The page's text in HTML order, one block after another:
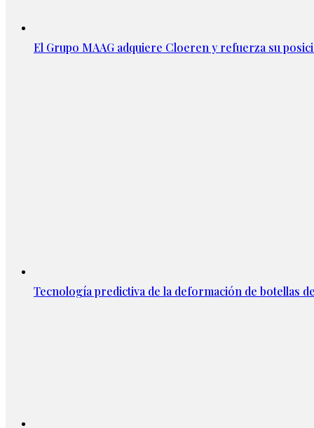
El Grupo MAAG adquiere Cloeren y refuerza su
Tecnología predictiva de la deformación de botellas